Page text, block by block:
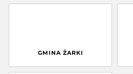
GMINA ŻARKI